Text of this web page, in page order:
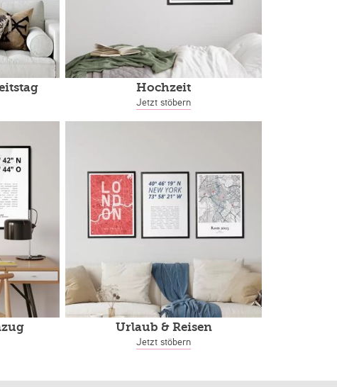
Hochzeit
Jetzt stöbern
Urlaub & Reisen
Jetzt stöbern